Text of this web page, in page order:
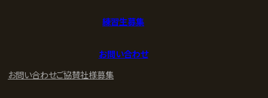
練習生募集
お問い合わせ
お問い合わせご協賛社様募集